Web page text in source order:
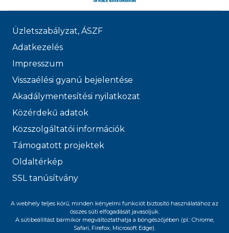
Üzletszabályzat, ÁSZF
Adatkezelés
Impresszum
Visszaélési gyanú bejelentése
Akadálymentesítési nyilatkozat
Közérdekű adatok
Közszolgáltatói információk
Támogatott projektek
Oldaltérkép
SSL tanúsítvány
© 2026 FŐVÁROSI
VÍZMŰVEK
A webhely teljes körű, minden kényelmi funkciót biztosító használatához az
összes süti elfogadását javasoljuk.
A sütibeállítást bármikor megváltoztathatja a böngészőjében (pl.: Chrome,
Safari, Firefox, Microsoft Edge).